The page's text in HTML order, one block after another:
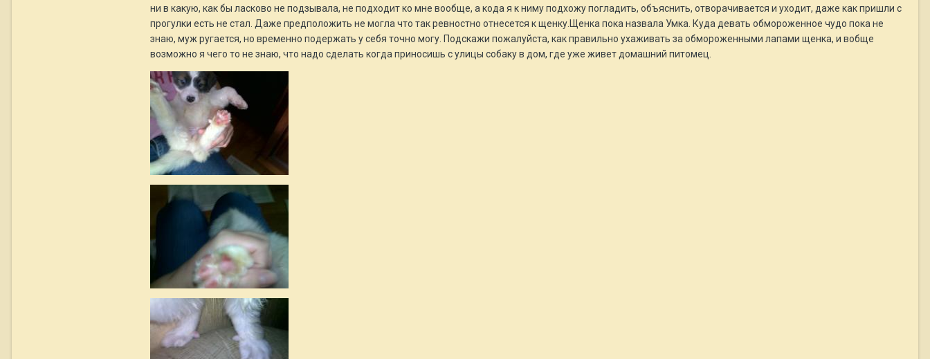
ни в какую, как бы ласково не подзывала, не подходит ко мне вообще, а кода я к ниму подхожу погладить, объяснить, отворачивается и уходит, даже как пришли с
прогулки есть не стал. Даже предположить не могла что так ревностно отнесется к щенку.Щенка пока назвала Умка. Куда девать обмороженное чудо пока не
знаю, муж ругается, но временно подержать у себя точно могу. Подскажи пожалуйста, как правильно ухаживать за обмороженными лапами щенка, и вобще
возможно я чего то не знаю, что надо сделать когда приносишь с улицы собаку в дом, где уже живет домашний питомец.